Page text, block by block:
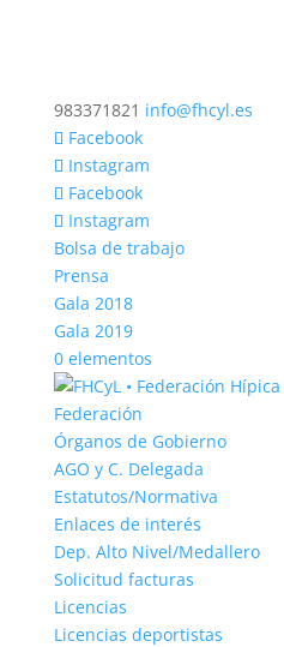
983371821 info@fhcyl.es
Facebook
Instagram
Facebook
Instagram
Bolsa de trabajo
Prensa
Gala 2018
Gala 2019
0 elementos
Federación
Órganos de Gobierno
AGO y C. Delegada
Estatutos/Normativa
Enlaces de interés
Dep. Alto Nivel/Medallero
Solicitud facturas
Licencias
Licencias deportistas